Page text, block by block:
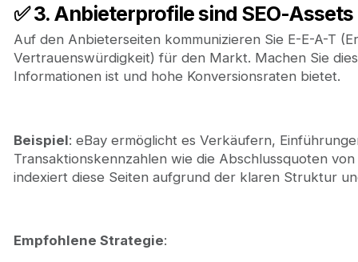
✅ 3. Anbieterprofile sind SEO-Assets
Auf den Anbieterseiten kommunizieren Sie E-E-A-T
Vertrauenswürdigkeit) für den Markt. Machen Sie
Informationen ist und hohe Konversionsraten bietet.
Beispiel: eBay ermöglicht es Verkäufern,
Transaktionskennzahlen wie die Abschlussquoten
indexiert diese Seiten aufgrund der klaren Struktur
Empfohlene Strategie: